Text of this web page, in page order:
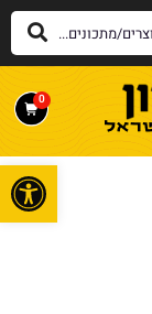
0